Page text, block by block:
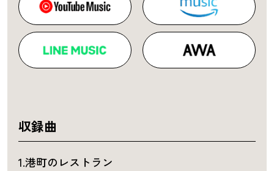
収録曲
1.港町のレストラン